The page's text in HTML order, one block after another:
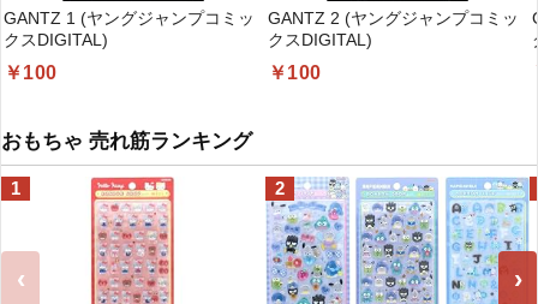
GANTZ 1 (ヤングジャンプコミッ
クスDIGITAL)
￥100
GANTZ 2 (ヤングジャンプコミッ
クスDIGITAL)
￥100
おもちゃ 売れ筋ランキング
‹
1 2
›